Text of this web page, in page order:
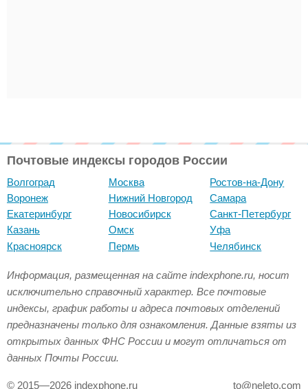
Почтовые индексы городов России
Волгоград
Воронеж
Екатеринбург
Казань
Красноярск
Москва
Нижний Новгород
Новосибирск
Омск
Пермь
Ростов-на-Дону
Самара
Санкт-Петербург
Уфа
Челябинск
Информация, размещенная на сайте indexphone.ru, носит
исключительно справочный характер. Все почтовые
индексы, график работы и адреса почтовых отделений
предназначены только для ознакомления. Данные взяты из
открытых данных ФНС России и могут отличаться от
данных Почты России.
© 2015—2026 indexphone.ru to@neleto.com